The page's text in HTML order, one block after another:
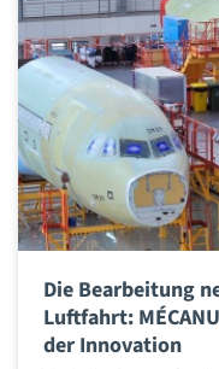
Die Bearbeitung
Luftfahrt:
der Innovation